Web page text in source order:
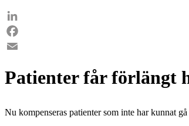
LinkedIn
Facebook
Patienter får förlängt
Nu kompenseras patienter som inte har kunnat